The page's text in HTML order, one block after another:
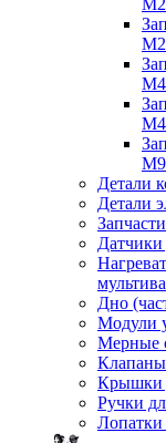
Детали
Детали
Датчики
Дно
Модули
Мерные
Клапаны
Крышки
Ручки
Лопатки